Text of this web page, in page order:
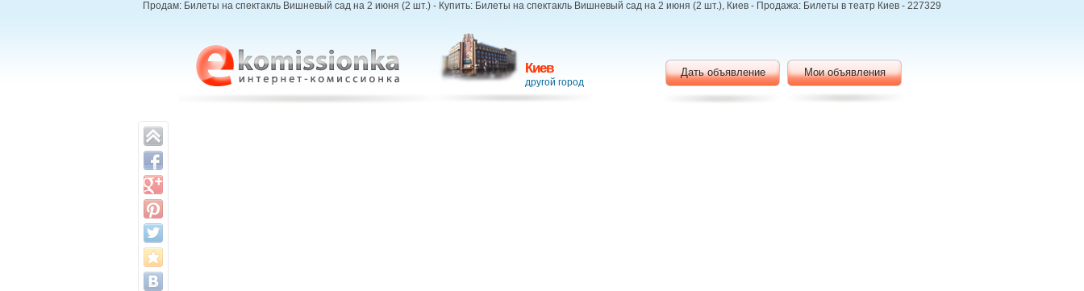
Продам: Билеты на спектакль Вишневый сад на 2 июня (2 шт.) - Купить: Билеты на спектакль Вишневый сад на 2 июня (2 шт.), Киев - Продажа: Билеты в театр Киев - 227329
Киев
другой город
Дать объявление Мои объявления